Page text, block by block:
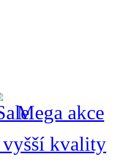
Mega akce
vyšší kvality